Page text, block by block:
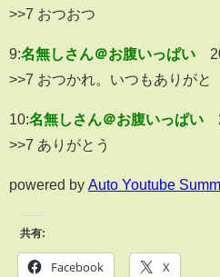
>>7 おつおつ
9:名無しさん＠お腹いっぱい
>>7 おつかれ。いつもありがと
10:名無しさん＠お腹いっぱい
>>7 ありがとう
powered by Auto Youtube
共有:
Facebook X